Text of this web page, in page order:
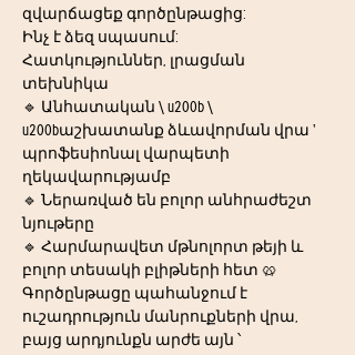
զվարճացեք գործընթացից:
Ինչ է ձեզ սպասում:
Հատկություններ, լրացման
տեխնիկա
🔹 Անհատական \ u200b \
u200bաշխատանք ձևավորման վրա '
պրոֆեսիոնալ վարպետի
ղեկավարությամբ
🔹 Ներառված են բոլոր անհրաժեշտ
նյութերը
🔹 Հարմարավետ մթնոլորտ թեյի և
բոլոր տեսակի բլիթների հետ 🥨
Գործընթացը պահանջում է
ուշադրություն մանրուքների վրա,
բայց արդյունքն արժե այն ՝